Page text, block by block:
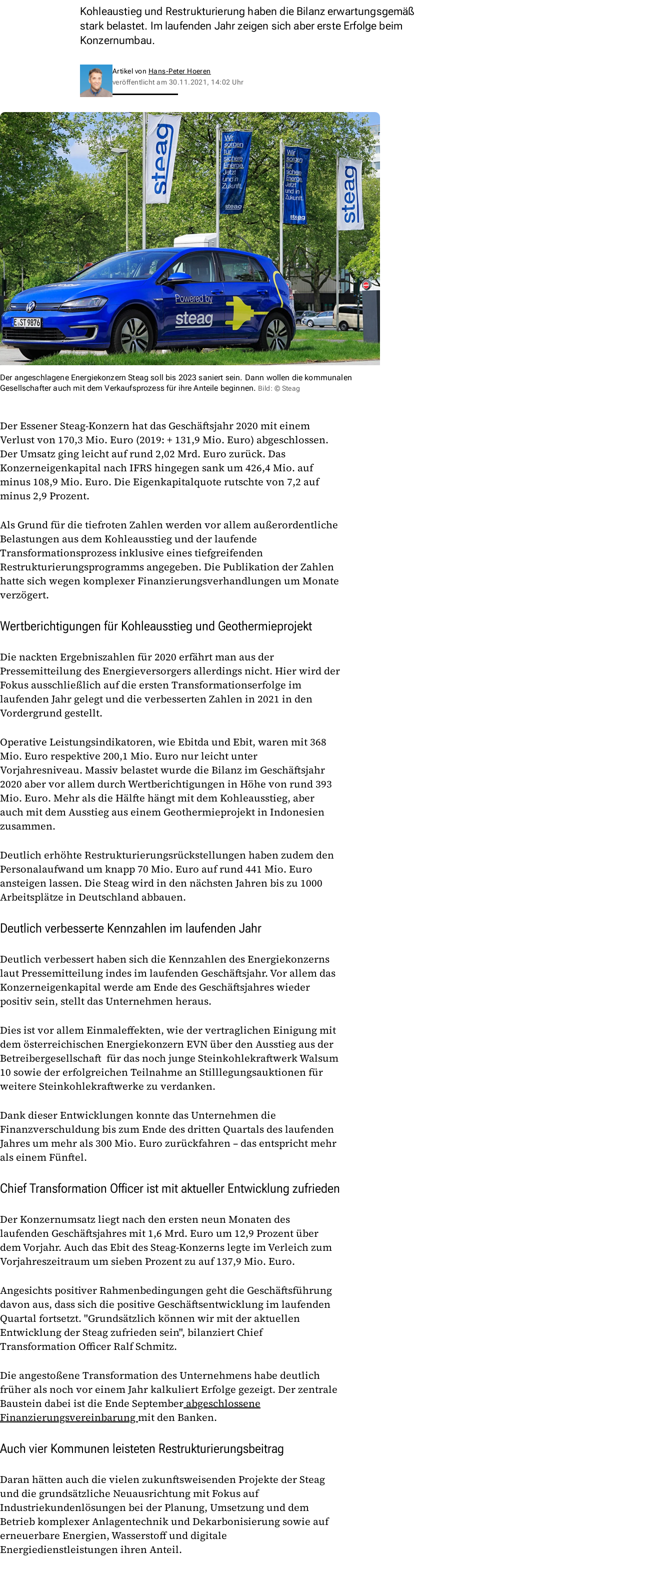
Kohleaustieg und Restrukturierung haben die Bilanz erwartungsgemäß
stark belastet. Im laufenden Jahr zeigen sich aber erste Erfolge beim
Konzernumbau.
Artikel von Hans-Peter Hoeren
veröffentlicht am 30.11.2021, 14:02 Uhr
Der angeschlagene Energiekonzern Steag soll bis 2023 saniert sein. Dann wollen die kommunalen
Gesellschafter auch mit dem Verkaufsprozess für ihre Anteile beginnen. Bild: © Steag
Der Essener Steag-Konzern hat das Geschäftsjahr 2020 mit einem
Verlust von 170,3 Mio. Euro (2019: + 131,9 Mio. Euro) abgeschlossen.
Der Umsatz ging leicht auf rund 2,02 Mrd. Euro zurück. Das
Konzerneigenkapital nach IFRS hingegen sank um 426,4 Mio. auf
minus 108,9 Mio. Euro. Die Eigenkapitalquote rutschte von 7,2 auf
minus 2,9 Prozent.
Als Grund für die tiefroten Zahlen werden vor allem außerordentliche
Belastungen aus dem Kohleausstieg und der laufende
Transformationsprozess inklusive eines tiefgreifenden
Restrukturierungsprogramms angegeben. Die Publikation der Zahlen
hatte sich wegen komplexer Finanzierungsverhandlungen um Monate
verzögert.
Wertberichtigungen für Kohleausstieg und Geothermieprojekt
Die nackten Ergebniszahlen für 2020 erfährt man aus der
Pressemitteilung des Energieversorgers allerdings nicht. Hier wird der
Fokus ausschließlich auf die ersten Transformationserfolge im
laufenden Jahr gelegt und die verbesserten Zahlen in 2021 in den
Vordergrund gestellt.
Operative Leistungsindikatoren, wie Ebitda und Ebit, waren mit 368
Mio. Euro respektive 200,1 Mio. Euro nur leicht unter
Vorjahresniveau. Massiv belastet wurde die Bilanz im Geschäftsjahr
2020 aber vor allem durch Wertberichtigungen in Höhe von rund 393
Mio. Euro. Mehr als die Hälfte hängt mit dem Kohleausstieg, aber
auch mit dem Ausstieg aus einem Geothermieprojekt in Indonesien
zusammen.
Deutlich erhöhte Restrukturierungsrückstellungen haben zudem den
Personalaufwand um knapp 70 Mio. Euro auf rund 441 Mio. Euro
ansteigen lassen. Die Steag wird in den nächsten Jahren bis zu 1000
Arbeitsplätze in Deutschland abbauen.
Deutlich verbesserte Kennzahlen im laufenden Jahr
Deutlich verbessert haben sich die Kennzahlen des Energiekonzerns
laut Pressemitteilung indes im laufenden Geschäftsjahr. Vor allem das
Konzerneigenkapital werde am Ende des Geschäftsjahres wieder
positiv sein, stellt das Unternehmen heraus.
Dies ist vor allem Einmaleffekten, wie der vertraglichen Einigung mit
dem österreichischen Energiekonzern EVN über den Ausstieg aus der
Betreibergesellschaft für das noch junge Steinkohlekraftwerk Walsum
10 sowie der erfolgreichen Teilnahme an Stilllegungsauktionen für
weitere Steinkohlekraftwerke zu verdanken.
Dank dieser Entwicklungen konnte das Unternehmen die
Finanzverschuldung bis zum Ende des dritten Quartals des laufenden
Jahres um mehr als 300 Mio. Euro zurückfahren – das entspricht mehr
als einem Fünftel.
Chief Transformation Officer ist mit aktueller Entwicklung zufrieden
Der Konzernumsatz liegt nach den ersten neun Monaten des
laufenden Geschäftsjahres mit 1,6 Mrd. Euro um 12,9 Prozent über
dem Vorjahr. Auch das Ebit des Steag-Konzerns legte im Verleich zum
Vorjahreszeitraum um sieben Prozent zu auf 137,9 Mio. Euro.
Angesichts positiver Rahmenbedingungen geht die Geschäftsführung
davon aus, dass sich die positive Geschäftsentwicklung im laufenden
Quartal fortsetzt. "Grundsätzlich können wir mit der aktuellen
Entwicklung der Steag zufrieden sein", bilanziert Chief
Transformation Officer Ralf Schmitz.
Die angestoßene Transformation des Unternehmens habe deutlich
früher als noch vor einem Jahr kalkuliert Erfolge gezeigt. Der zentrale
Baustein dabei ist die Ende September abgeschlossene
Finanzierungsvereinbarungmit den Banken.
Auch vier Kommunen leisteten Restrukturierungsbeitrag
Daran hätten auch die vielen zukunftsweisenden Projekte der Steag
und die grundsätzliche Neuausrichtung mit Fokus auf
Industriekundenlösungen bei der Planung, Umsetzung und dem
Betrieb komplexer Anlagentechnik und Dekarbonisierung sowie auf
erneuerbare Energien, Wasserstoff und digitale
Energiedienstleistungen ihren Anteil.